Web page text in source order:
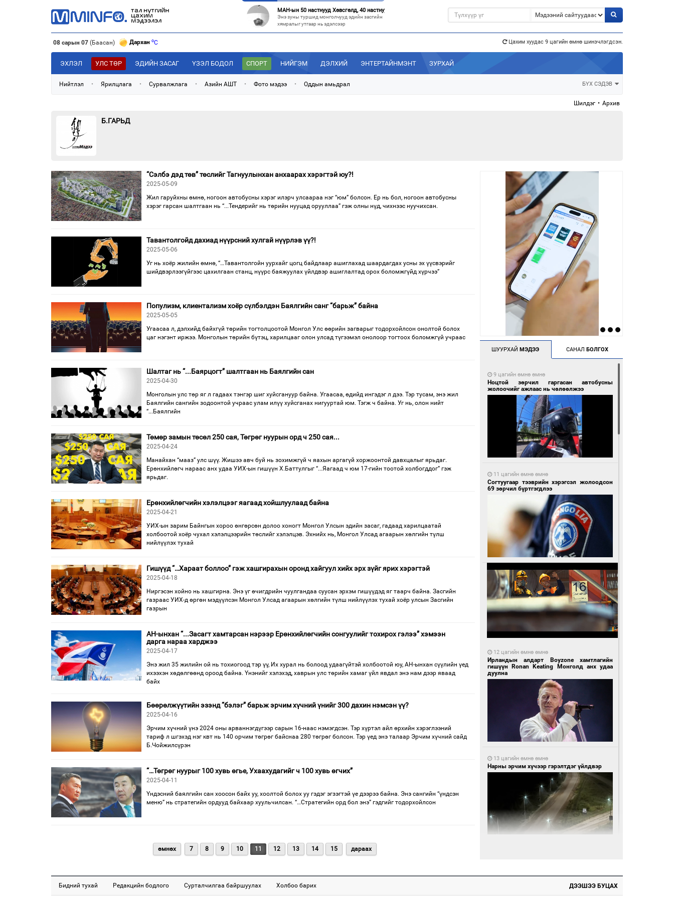
МАН-ын 50 настнууд Хөвсгөлд, 40 настнууд нь Хэнтийд “хуралджээ”
Энэ зуны туршид монголчууд эдийн засгийн
хямралыг утгаар нь эдэлсээр
“С.Зоригийн талбай” болгочих, Хотын дарга аа?
Төв шуудангийн урдах талбайд өнөөдрийг
хүртэл 27 жил байрласан С.Зориг
08 сарын 07 (Баасан) Дархан oC
Эрдэнэт C
Улаанбаатар C
Дархан o
Цахим хуудас 9 цагийн өмнө шинэчлэгдсэн.
ЭХЛЭЛ УЛС ТӨР ЭДИЙН ЗАСАГ ҮЗЭЛ БОДОЛ СПОРТ НИЙГЭМ ДЭЛХИЙ ЭНТЕРТАЙНМЭНТ ЗУРХАЙ
Нийтлэл • Ярилцлага • Сурвалжлага • Азийн АШТ • Фото мэдээ • Оддын амьдрал БҮХ СЭДЭВ
Шилдэг • Архив
Б.ГАРЬД
“Сэлбэ дэд төв” төслийг Тагнуулынхан анхаарах хэрэгтэй юу?!
2025-05-09
Жил гаруйхны өмнө, ногоон автобусны хэрэг илэрч улсаараа нэг “юм” болсон. Ер нь бол, ногоон автобусны
хэрэг гарсан шалтгаан нь “...Тендерийг нь төрийн нууцад орууллаа” гэж олны нүд, чихнээс нуучихсан.
Тавантолгойд дахиад нүүрсний хулгай нүүрлэв үү?!
2025-05-06
Уг нь хоёр жилийн өмнө, “…Тавантолгойн уурхайг цогц байдлаар ашиглахад шаардагдах усны эх үүсвэрийг
шийдвэрлээгүйгээс цахилгаан станц, нүүрс баяжуулах үйлдвэр ашиглалтад орох боломжгүйд хүрчээ”
Популизм, клиентализм хоёр сүлбэлдэн Баялгийн санг “барьж” байна
2025-05-05
Угаасаа л, дэлхийд байхгүй төрийн тогтолцоотой Монгол Улс өөрийн загварыг тодорхойлсон онолтой болох
цаг нэгэнт иржээ. Монголын төрийн бүтэц, харилцааг олон улсад түгээмэл онолоор тогтоох боломжгүй учраас
Шалтаг нь “...Баярцогт” шалтгаан нь Баялгийн сан
2025-04-30
Монголын улс төр яг л гадаах тэнгэр шиг хуйсгануур байна. Угаасаа, өдийд ингэдэг л дээ. Тэр тусам, энэ жил
Баялгийн сангийн зодоонтой учраас улам илүү хуйсганах нигууртай юм. Тэгж ч байна. Уг нь, олон нийт
“...Баялгийн
Төмөр замын төсөл 250 сая, Төгрөг нуурын орд ч 250 сая...
2025-04-24
Манайхан “мааз” улс шүү. Жишээ авч буй нь зохимжгүй ч яахын аргагүй хоржоонтой давхцалыг ярьдаг.
Ерөнхийлөгч нараас анх удаа УИХ-ын гишүүн Х.Баттулгыг “...Яагаад ч юм 17-гийн тоотой холбогддог” гэж
ярьдаг.
Ерөнхийлөгчийн хэлэлцээг яагаад хойшлуулаад байна
2025-04-21
УИХ-ын зарим Байнгын хороо өнгөрсөн долоо хоногт Монгол Улсын эдийн засаг, гадаад харилцаатай
холбоотой хоёр чухал хэлэлцээрийн төслийг хэлэлцэв. Эхнийх нь, Монгол Улсад агаарын хөлгийн түлш
нийлүүлэх тухай
Гишүүд “…Хараат боллоо” гэж хашгирахын оронд хайгуул хийх эрх зүйг ярих хэрэгтэй
2025-04-18
Ниргэсэн хойно нь хашгирна. Энэ үг өчигдрийн чуулгандаа суусан эрхэм гишүүдэд яг таарч байна. Засгийн
газраас УИХ-д өргөн мэдүүлсэн Монгол Улсад агаарын хөлгийн түлш нийлүүлэх тухай хоёр улсын Засгийн
газрын
АН-ынхан “...Засагт хамтарсан нэрээр Ерөнхийлөгчийн сонгуулийг тохирох гэлээ” хэмээн
дарга нараа харджээ
2025-04-17
Энэ жил 35 жилийн ой нь тохиогоод тэр үү, Их хурал нь болоод удаагүйтэй холбоотой юу, АН-ынхан сүүлийн үед
ихээхэн хөдөлгөөнд ороод байна. Үнэнийг хэлэхэд, хаврын улс төрийн хамаг үйл явдал энэ нам дээр яваад
байх
Бөөрөлжүүтийн эзэнд “бэлэг” барьж эрчим хүчний үнийг 300 дахин нэмсэн үү?
2025-04-16
Эрчим хүчний үнэ 2024 оны арваннэгдүгээр сарын 16-наас нэмэгдсэн. Тэр хүртэл айл өрхийн хэрэглээний
тариф л шгэхэд нэг квт нь 140 орчим төгрөг байснаа 280 төгрөг болсон. Тэр үед энэ талаар Эрчим хүчний сайд
Б.Чойжилсүрэн
“…Төгрөг нуурыг 100 хувь өгье, Ухаахудагийг ч 100 хувь өгчих”
2025-04-11
Үндэсний баялгийн сан хоосон байх уу, хоолтой болох уу гэдэг эгзэгтэй үе дээрээ байна. Энэ сангийн “үндсэн
меню” нь стратегийн ордууд байхаар хуульчилсан. “…Стратегийн орд бол энэ” гэдгийг тодорхойлсон
өмнөх 7 8 9 10 11 12 13 14 15 дараах
ШУУРХАЙМЭДЭЭ САНАЛБОЛГОХ
9 цагийн өмнө өмнө
Ноцтой зөрчил гаргасан автобусны
жолоочийг ажлаас нь чөлөөлжээ
11 цагийн өмнө өмнө
Согтуугаар тээврийн хэрэгсэл жолоодсон
69 зөрчил бүртгэгдлээ
12 цагийн өмнө өмнө
Ирландын алдарт Boyzone хамтлагийн
гишүүн Ronan Keating Монголд анх удаа
дуулна
13 цагийн өмнө өмнө
Нарны эрчим хүчээр гэрэлтдэг үйлдвэр
Бидний тухай Редакцийн бодлого Сурталчилгаа байршуулах Холбоо барих ДЭЭШЭЭ БУЦАХ